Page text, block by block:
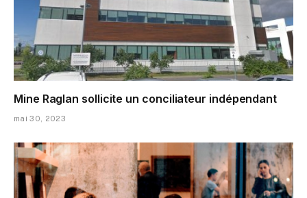
Mine Raglan sollicite un conciliateur indépendant
mai 30, 2023